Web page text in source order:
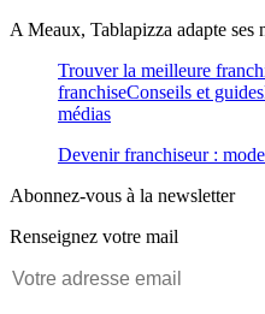
A Meaux, Tablapizza adapte
Trouver la meilleure
franchiseConseils et guides
médias
Devenir franchiseur :
Abonnez-vous à la newsletter
Renseignez votre mail